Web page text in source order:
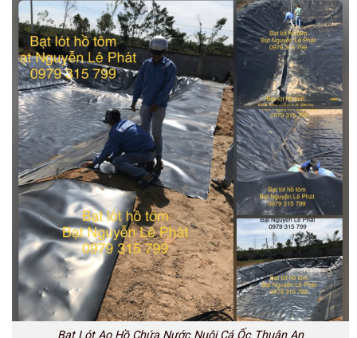
Bạt Lót Ao Hồ Chứa Nước Nuôi Cá Ốc Thuận An